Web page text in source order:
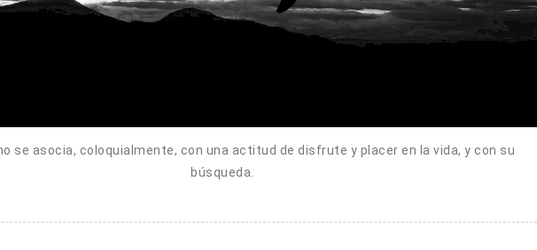
se asocia, coloquialmente, con una actitud de disfrute y placer en la vida, y con su
búsqueda.